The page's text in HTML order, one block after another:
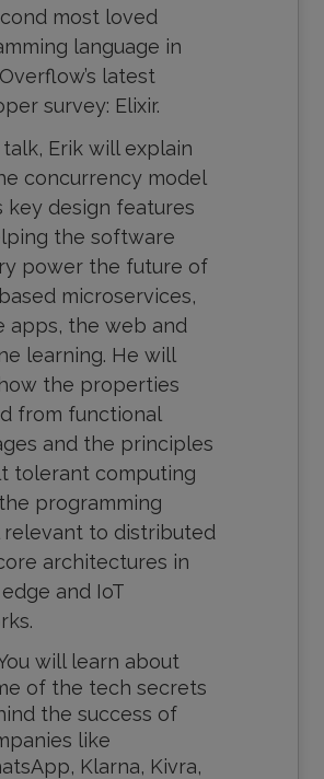
most loved
language in
latest
survey: Elixir.
Erik will explain
concurrency model
key design features
the software
power the future of
microservices,
apps, the web and
learning. He will
the properties
from functional
and the principles
tolerant computing
programming
relevant to distributed
architectures in
and IoT
will learn about
of the tech secrets
the success of
like
Klarna, Kivra,